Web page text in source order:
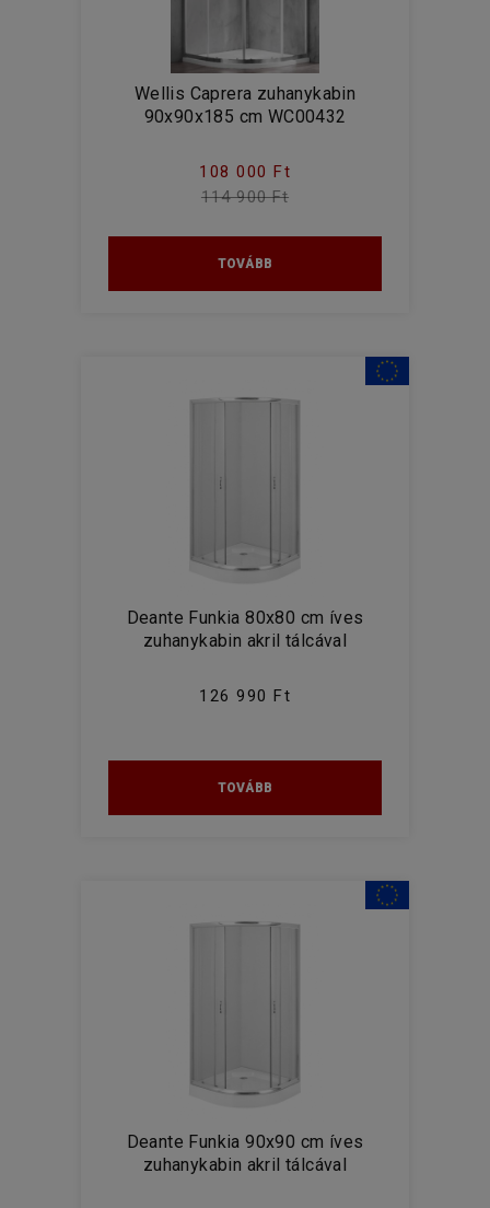
Wellis Caprera zuhanykabin
90x90x185 cm WC00432
108 000 Ft
114 900 Ft
TOVÁBB
Deante Funkia 80x80 cm íves
zuhanykabin akril tálcával
126 990 Ft
TOVÁBB
Deante Funkia 90x90 cm íves
zuhanykabin akril tálcával